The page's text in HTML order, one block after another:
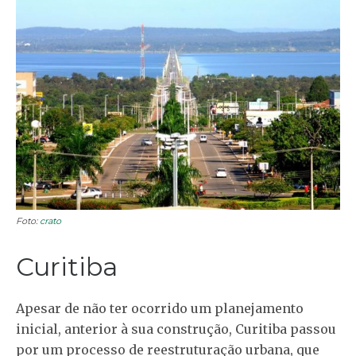
Foto: crato
Curitiba
Apesar de não ter ocorrido um planejamento
inicial, anterior à sua construção, Curitiba passou
por um processo de reestruturação urbana, que